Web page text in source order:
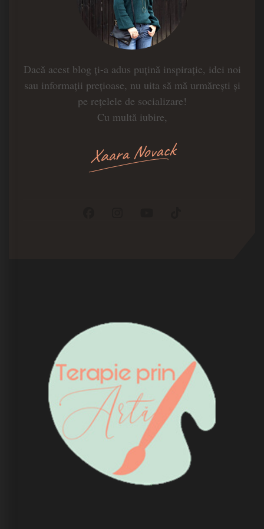
Dacă acest blog ți-a adus puțină inspirație, idei noi
sau informații prețioase, nu uita să mă urmărești și
pe rețelele de socializare!
Cu multă iubire,
Xaara Novack